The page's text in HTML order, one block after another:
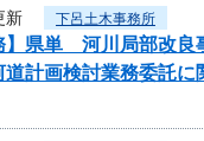
新 下呂土木事務所
】県単 河川局部改良
計画検討業務委託に